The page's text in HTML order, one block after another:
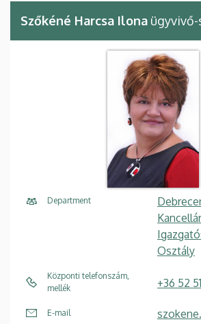
Szőkéné Harcsa Ilona
Department
Osztály
Központi telefonszám,
mellék
+36 52
E-mail